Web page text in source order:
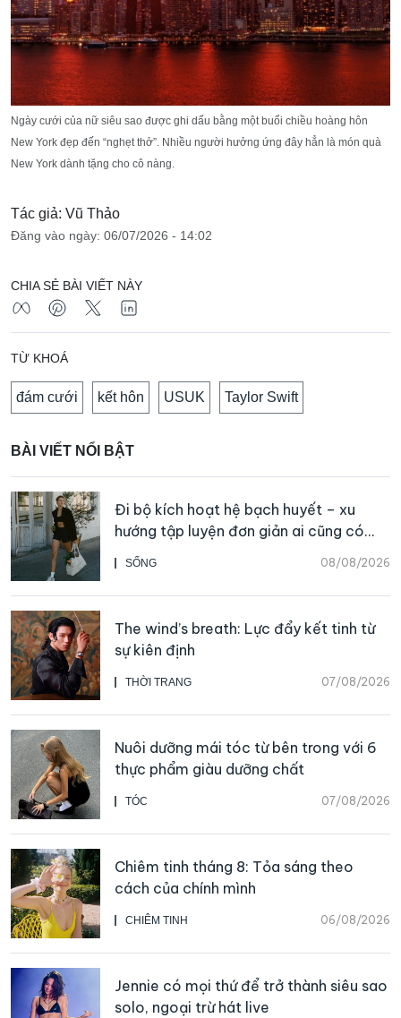
Ngày cưới của nữ siêu sao được ghi dấu bằng một buổi chiều hoàng hôn
New York đẹp đến “nghẹt thở”. Nhiều người hưởng ứng đây hẳn là món quà
New York dành tặng cho cô nàng.
Tác giả: Vũ Thảo
Đăng vào ngày: 06/07/2026 - 14:02
CHIA SẺ BÀI VIẾT NÀY
TỪ KHOÁ
đám cưới kết hôn USUK Taylor Swift
BÀI VIẾT NỔI BẬT
SỐNG 08/08/2026
Đi bộ kích hoạt hệ bạch huyết – xu
hướng tập luyện đơn giản ai cũng có
thể bắt đầu
THỜI TRANG 07/08/2026
The wind’s breath: Lực đẩy kết tinh từ
sự kiên định
TÓC 07/08/2026
Nuôi dưỡng mái tóc từ bên trong với 6
thực phẩm giàu dưỡng chất
CHIÊM TINH 06/08/2026
Chiêm tinh tháng 8: Tỏa sáng theo
cách của chính mình
Jennie có mọi thứ để trở thành siêu sao
solo, ngoại trừ hát live